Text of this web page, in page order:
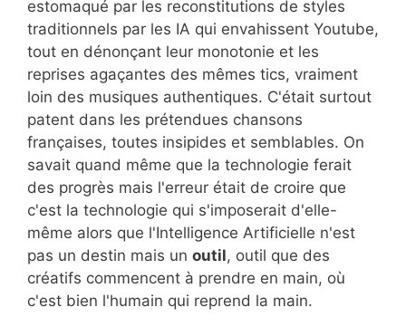
estomaqué par les reconstitutions de styles
traditionnels par les IA qui envahissent Youtube,
tout en dénonçant leur monotonie et les
reprises agaçantes des mêmes tics, vraiment
loin des musiques authentiques. C'était surtout
patent dans les prétendues chansons
françaises, toutes insipides et semblables. On
savait quand même que la technologie ferait
des progrès mais l'erreur était de croire que
c'est la technologie qui s'imposerait d'elle-
même alors que l'Intelligence Artificielle n'est
pas un destin mais un outil, outil que des
créatifs commencent à prendre en main, où
c'est bien l'humain qui reprend la main.